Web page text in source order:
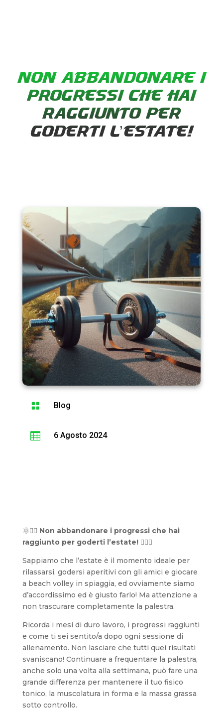
NON ABBANDONARE I
PROGRESSI CHE HAI
RAGGIUNTO PER
GODERTI L’ESTATE!
 Blog
 6 Agosto 2024
🌞🏋️‍♂️ Non abbandonare i progressi che hai
raggiunto per goderti l’estate!🏋️‍♀️🌞
Sappiamo che l’estate è il momento ideale per
rilassarsi, godersi aperitivi con gli amici e giocare
a beach volley in spiaggia, ed ovviamente siamo
d’accordissimo ed è giusto farlo! Ma attenzione a
non trascurare completamente la palestra.
Ricorda i mesi di duro lavoro, i progressi raggiunti
e come ti sei sentito/a dopo ogni sessione di
allenamento. Non lasciare che tutti quei risultati
svaniscano! Continuare a frequentare la palestra,
anche solo una volta alla settimana, può fare una
grande differenza per mantenere il tuo fisico
tonico, la muscolatura in forma e la massa grassa
sotto controllo.